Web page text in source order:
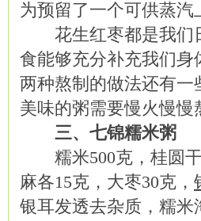
为预留了一个可供蒸
花生红枣都是我们
食能够充分补充我们
两种熬制的做法还有
美味的粥需要慢火慢
三、七锦糯米粥
糯米500克，桂圆干
麻各15克，大枣30克，
银耳发透去杂质，糯